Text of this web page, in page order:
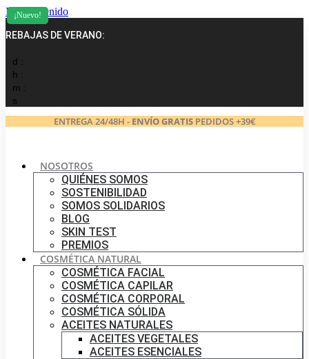
Ir al contenido
REBAJAS DE VERANO:
d :
h :
m :
s
ENTREGA 24/48H - ENVÍO GRATISPEDIDOS +39€
NOSOTROS
QUIÉNES SOMOS
SOSTENIBILIDAD
SOMOS SOLIDARIOS
BLOG
SKIN TEST
PREMIOS
COSMÉTICA NATURAL
COSMÉTICA FACIAL
COSMÉTICA CAPILAR
COSMÉTICA CORPORAL
COSMÉTICA SÓLIDA
ACEITES NATURALES
ACEITES VEGETALES
ACEITES ESENCIALES
¡Nuevo!